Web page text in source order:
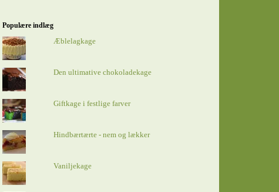
Populære indlæg
Æblelagkage
Den ultimative chokoladekage
Giftkage i festlige farver
Hindbærtærte - nem og lækker
Vaniljekage